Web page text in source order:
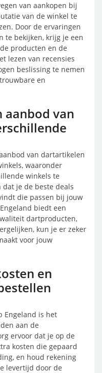
van aankopen bij
van de winkel te
Door de ervaringen
te bekijken, krijg je een
producten en de
lezen van recensies
beslissing te nemen
en
aanbod van
van dartartikelen
waaronder
winkels te
je de beste deals
die passen bij jouw
biedt een
dartproducten,
kun je er zeker
voor jouw
en
Engeland is het
aan de
ervoor dat je op de
kosten die gepaard
en houd rekening
levertijd door de